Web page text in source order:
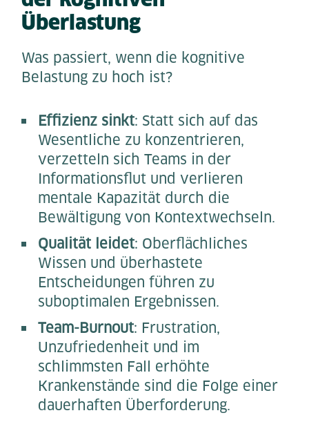
Überlastung
Was passiert, wenn die kognitive
Belastung zu hoch ist?
Effizienz sinkt: Statt sich auf das
Wesentliche zu konzentrieren,
verzetteln sich Teams in der
Informationsflut und verlieren
mentale Kapazität durch die
Bewältigung von Kontextwechseln.
Qualität leidet: Oberflächliches
Wissen und überhastete
Entscheidungen führen zu
suboptimalen Ergebnissen.
Team-Burnout: Frustration,
Unzufriedenheit und im
schlimmsten Fall erhöhte
Krankenstände sind die Folge einer
dauerhaften Überforderung.